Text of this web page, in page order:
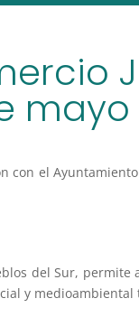
mayo
con el
del Sur,
y